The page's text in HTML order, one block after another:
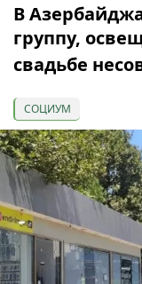
В
группу,
свадьбе
СОЦИУМ